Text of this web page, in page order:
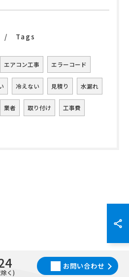
Tags
エアコン工事 エラーコード
冷えない 見積り 水漏れ
業者 取り付け 工事費
く)
お問い合わせ